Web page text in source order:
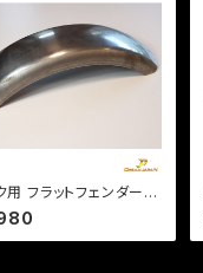
用 フラットフェンダー
幅150mm 汎用
溶接、加工用 素地。ス
製 b370